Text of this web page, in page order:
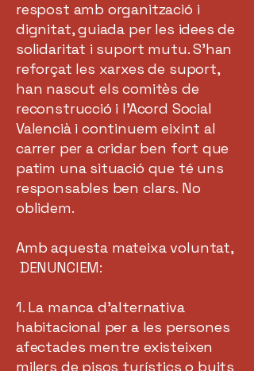
respost amb organització i
dignitat, guiada per les idees de
solidaritat i suport mutu. S’han
reforçat les xarxes de suport,
han nascut els comitès de
reconstrucció i l’Acord Social
Valencià i continuem eixint al
carrer per a cridar ben fort que
patim una situació que té uns
responsables ben clars. No
oblidem.
Amb aquesta mateixa voluntat,
DENUNCIEM:
1. La manca d’alternativa
habitacional per a les persones
afectades mentre existeixen
milers de pisos turístics o buits